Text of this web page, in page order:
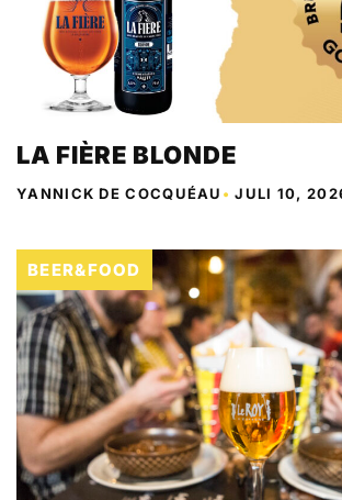
LA FIÈRE BLONDE
YANNICK DE COCQUÉAU •JULI 10,
BEER&FOOD